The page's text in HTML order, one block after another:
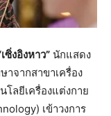
เซิ่งอิงหาว” นักแสดง
จากสาขาเครื่อง
ลยีเครื่องแต่งกาย
เข้าวงการ